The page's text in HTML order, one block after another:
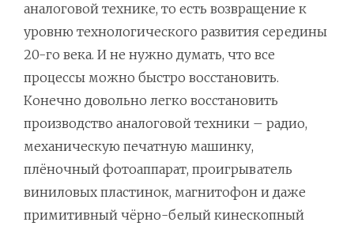
аналоговой технике, то есть возвращение к
уровню технологического развития середины
20-го века. И не нужно думать, что все
процессы можно быстро восстановить.
Конечно довольно легко восстановить
производство аналоговой техники – радио,
механическую печатную машинку,
плёночный фотоаппарат, проигрыватель
виниловых пластинок, магнитофон и даже
примитивный чёрно-белый кинескопный